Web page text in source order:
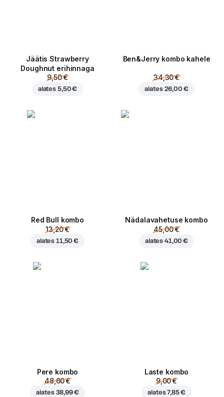
Jäätis Strawberry
Doughnut erihinnaga
9,50 €
alates 5,50 €
Ben&Jerry kombo kahele
34,30 €
alates 26,00 €
Red Bull kombo
13,20 €
alates 11,50 €
Nädalavahetuse kombo
45,00 €
alates 41,00 €
Pere kombo
48,60 €
alates 38,99 €
Laste kombo
9,00 €
alates7,85 €